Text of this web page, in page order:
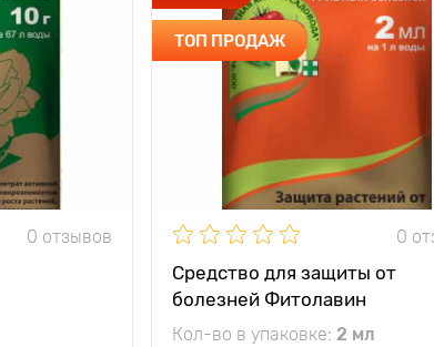
0 отзывов
ТОП ПРОДАЖ
0
Средство для защиты от
болезней Фитолавин
Кол-во в упаковке: 2 мл